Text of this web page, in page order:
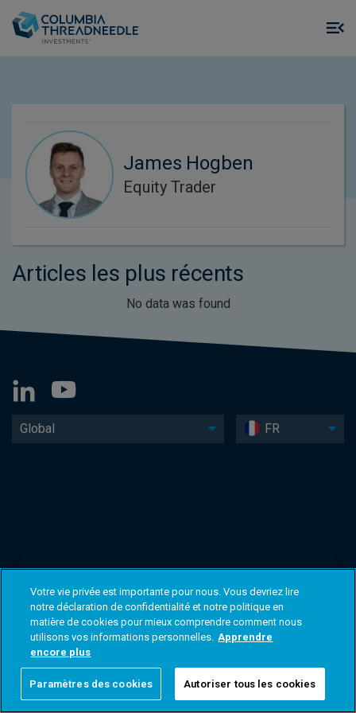
James Hogben
Equity Trader
Articles les plus récents
No data was found
Global FR
Votre vie privée est importante pour nous. Vous devriez lire
notre déclaration de confidentialité et notre politique en
matière de cookies pour mieux comprendre comment nous
utilisons vos informations personnelles. Apprendre
encore plus
Paramètres des cookies Autoriser tous les cookies